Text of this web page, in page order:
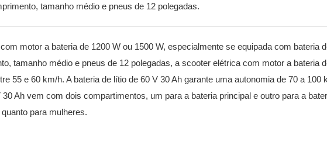
tamanho médio e pneus de 12 polegadas.
motor a bateria de 1200 W ou 1500 W, especialmente se equipada com bateria
tamanho médio e pneus de 12 polegadas, a scooter elétrica com motor a bateria
55 e 60 km/h. A bateria de lítio de 60 V 30 Ah garante uma autonomia de 70 a 100
Ah vem com dois compartimentos, um para a bateria principal e outro para a
para mulheres.